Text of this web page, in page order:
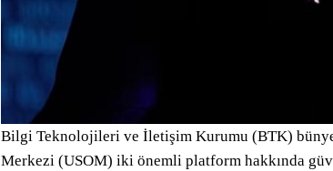
Bilgi Teknolojileri ve İletişim Kurumu (BTK)
Merkezi (USOM) iki önemli platform hakkında